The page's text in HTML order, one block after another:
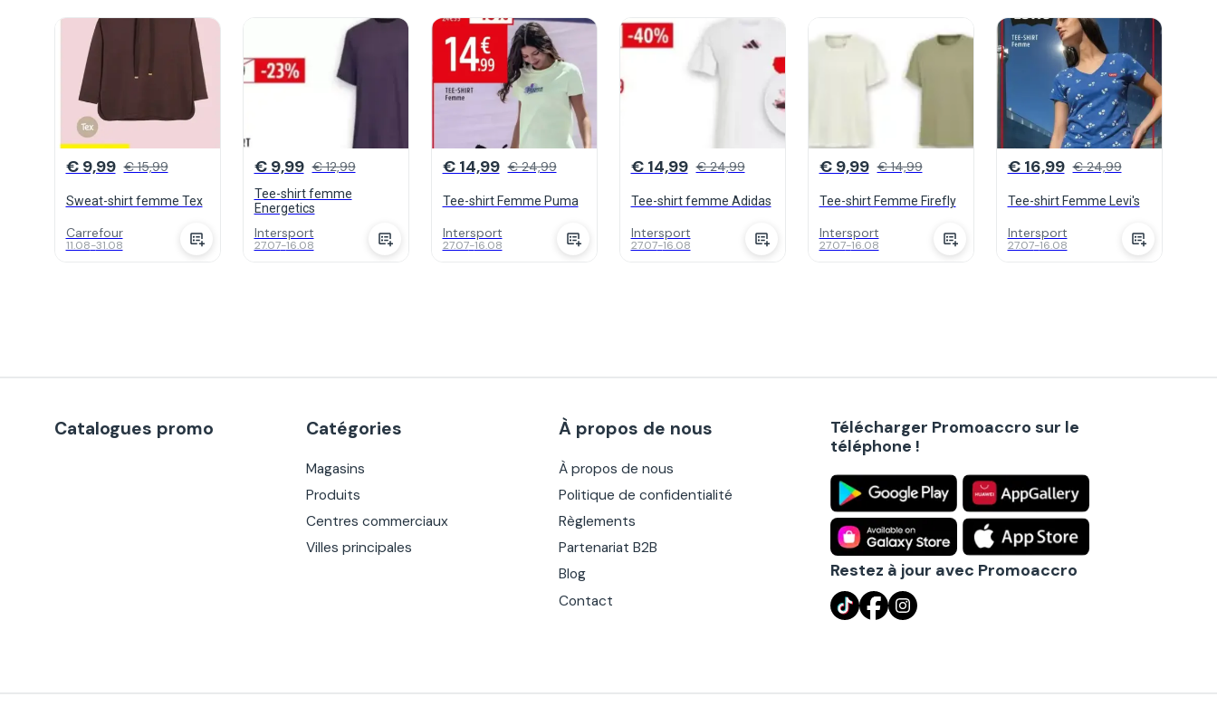
€ 9,99 € 15,99
Sweat-shirt femme Tex
Carrefour
11.08-31.08
€ 9,99 € 12,99
Tee-shirt femme
Energetics
Intersport
27.07-16.08
€ 14,99 € 24,99
Tee-shirt Femme Puma
Intersport
27.07-16.08
€ 14,99 € 24,99
Tee-shirt femme Adidas
Intersport
27.07-16.08
€ 9,99 € 14,99
Tee-shirt Femme Firefly
Intersport
27.07-16.08
€ 16,99 € 24,99
Tee-shirt Femme Levi's
Intersport
27.07-16.08
Catalogues promo Catégories
Magasins
Produits
Centres commerciaux
Villes principales
À propos de nous
À propos de nous
Politique de confidentialité
Règlements
Partenariat B2B
Blog
Contact
Télécharger Promoaccro sur le
téléphone !
Restez à jour avec Promoaccro